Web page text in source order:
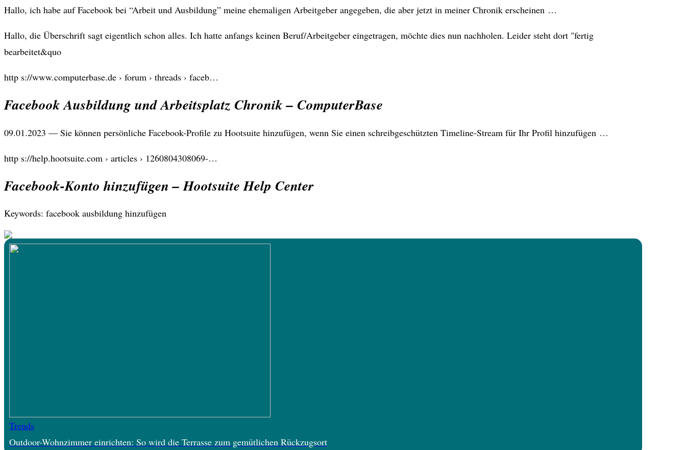
Hallo, ich habe auf Facebook bei “Arbeit und Ausbildung” meine ehemaligen Arbeitgeber angegeben, die aber jetzt in meiner Chronik erscheinen …
Hallo, die Überschrift sagt eigentlich schon alles. Ich hatte anfangs keinen Beruf/Arbeitgeber eingetragen, möchte dies nun nachholen. Leider steht dort "fertig
bearbeitet&quo
http s://www.computerbase.de › forum › threads › faceb…
Facebook Ausbildung und Arbeitsplatz Chronik – ComputerBase
09.01.2023 — Sie können persönliche Facebook-Profile zu Hootsuite hinzufügen, wenn Sie einen schreibgeschützten Timeline-Stream für Ihr Profil hinzufügen …
http s://help.hootsuite.com › articles › 1260804308069-…
Facebook-Konto hinzufügen – Hootsuite Help Center
Keywords: facebook ausbildung hinzufügen
Trends
Outdoor-Wohnzimmer einrichten: So wird die Terrasse zum gemütlichen Rückzugsort